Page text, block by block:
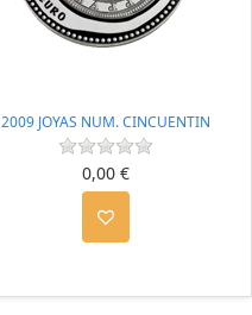
2009 JOYAS NUM. CINCUENTIN
0,00 €